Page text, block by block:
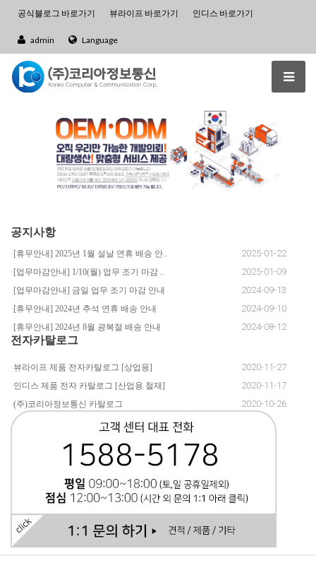
공식블로그 바로가기 뷰라이프 바로가기 인디스 바로가기
admin Language
공지사항
[휴무안내] 2025년 1월 설날 연휴 배송 안.. 2025-01-22
[업무마감안내] 1/10(월) 업무 조기 마감 .. 2025-01-09
[업무마감안내] 금일 업무 조기 마감 안내 2024-09-13
[휴무안내] 2024년 추석 연휴 배송 안내 2024-09-10
[휴무안내] 2024년 8월 광복절 배송 안내 2024-08-12
전자카탈로그
뷰라이프 제품 전자카탈로그 [상업용] 2020-11-27
인디스 제품 전자 카탈로그 [산업용 철재] 2020-11-17
(주)코리아정보통신 카탈로그 2020-10-26